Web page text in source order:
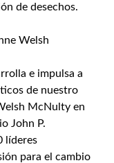
de desechos.
Welsh
e impulsa a
de nuestro
McNulty en
John P.
líderes
para el cambio